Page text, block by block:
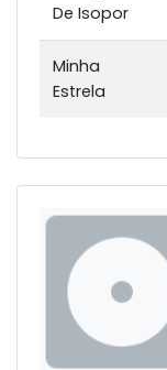
De Isopor
Minha
Estrela